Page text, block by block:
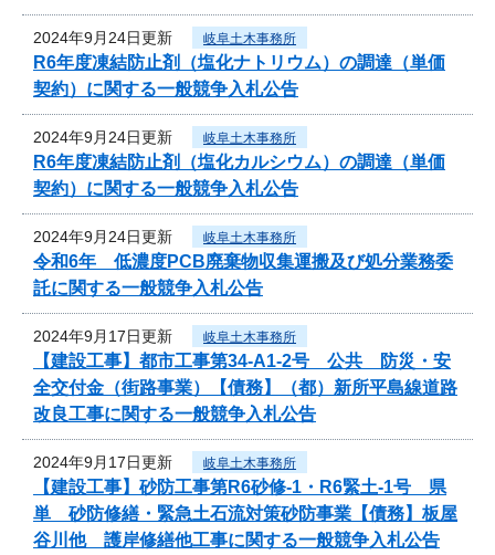
2024年9月24日更新 岐阜土木事務所
R6年度凍結防止剤（塩化ナトリウム）の調達（単価
契約）に関する一般競争入札公告
2024年9月24日更新 岐阜土木事務所
R6年度凍結防止剤（塩化カルシウム）の調達（単価
契約）に関する一般競争入札公告
2024年9月24日更新 岐阜土木事務所
令和6年 低濃度PCB廃棄物収集運搬及び処分業務委
託に関する一般競争入札公告
2024年9月17日更新 岐阜土木事務所
【建設工事】都市工事第34-A1-2号 公共 防災・安
全交付金（街路事業）【債務】（都）新所平島線道路
改良工事に関する一般競争入札公告
2024年9月17日更新 岐阜土木事務所
【建設工事】砂防工事第R6砂修-1・R6緊土-1号 県
単 砂防修繕・緊急土石流対策砂防事業【債務】板屋
谷川他 護岸修繕他工事に関する一般競争入札公告